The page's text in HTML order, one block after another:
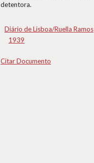
detentora.
Diário de Lisboa/Ruella Ramos
1939
Citar Documento